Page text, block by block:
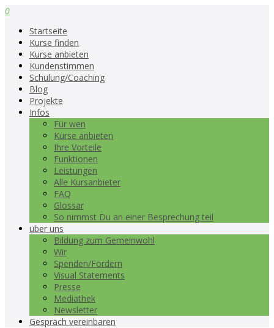
0
Startseite
Kurse finden
Kurse anbieten
Kundenstimmen
Schulung/Coaching
Blog
Projekte
Infos
Für wen
Kurse anbieten
Ihre Vorteile
Funktionen
Leistungen
Alle Kursanbieter
FAQ
Glossar
So nimmst Du an einer Besprechung teil
über uns
Bildung zum Gemeinwohl
Wir
Spenden/Fördern
Visual Statements
Presse
Mediathek
Newsletter
Gespräch vereinbaren